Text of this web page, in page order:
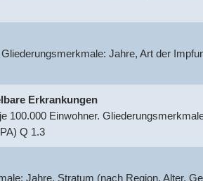
Jahre, Art der
Erkrankungen
100.000 Einwohner.
Q 1.3
Jahre, Stratum (nach Region, Alter,